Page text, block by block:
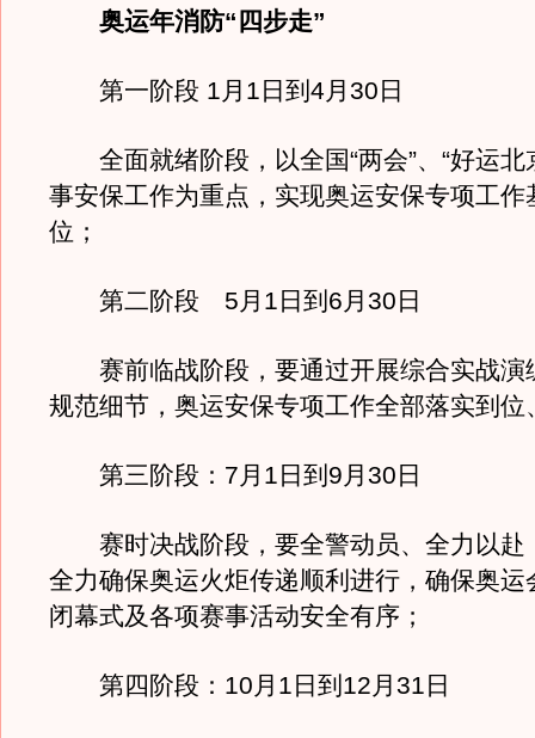
奥运年消防“四步走”
第一阶段 1月1日到4月30日
全面就绪阶段，以全国“两会”、“好运北
事安保工作为重点，实现奥运安保专项工作
位；
第二阶段 5月1日到6月30日
赛前临战阶段，要通过开展综合实战演
规范细节，奥运安保专项工作全部落实到位
第三阶段：7月1日到9月30日
赛时决战阶段，要全警动员、全力以赴
全力确保奥运火炬传递顺利进行，确保奥运
闭幕式及各项赛事活动安全有序；
第四阶段：10月1日到12月31日